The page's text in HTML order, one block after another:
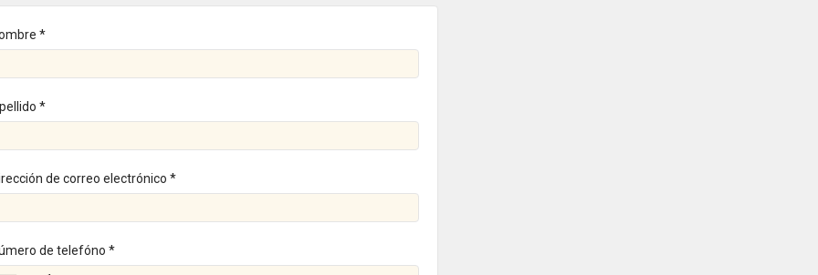
*
*
de correo electrónico *
de telefóno *